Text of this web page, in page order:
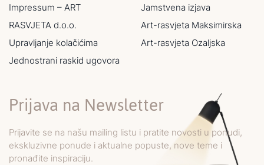
Impressum – ART
RASVJETA d.o.o.
Upravljanje kolačićima
Jednostrani raskid ugovora
Jamstvena izjava
Art-rasvjeta Maksimirska
Art-rasvjeta Ozaljska
Prijava na Newsletter
Prijavite se na našu mailing listu i pratite novosti u ponudi,
ekskluzivne ponude i aktualne popuste, nove teme i
pronađite inspiraciju.